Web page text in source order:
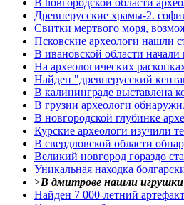
В hовгородской области
Древнерусские храмы-2.
Свитки мертвого моря,
Псковские археологи нашли
В ивановской области начали
Hа археологических
Найден "древнерусский
В калининграде выставлена
В грузии археологи
В новгородской глубинке
Курские археологи изучили
В свердловской области
Великий новгород гораздо
Уникальная находка
>В дмитрове нашли игрушки
Найден 7 000-летний артефакт